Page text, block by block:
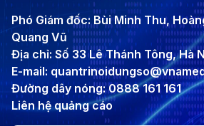
Phó Giám đốc: Bùi Minh Thu,
Quang Vũ
Địa chỉ: Số 33 Lê Thánh Tông, Hà
E-mail:
Đường dây nóng: 0888 161 161
Liên hệ quảng cáo